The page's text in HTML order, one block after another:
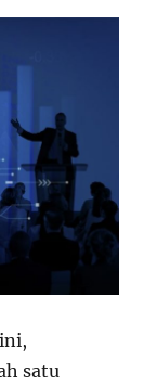
satu